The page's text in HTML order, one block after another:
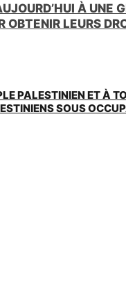
À
LEURS
PALESTINIEN ET À
SOUS